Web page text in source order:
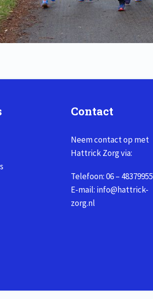
Contact
Neem contact op met
Hattrick Zorg via:
Telefoon:06 – 48379955
E-mail: info@hattrick-
zorg.nl